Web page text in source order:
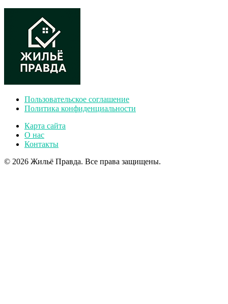
Пользовательское соглашение
Политика конфиденциальности
Карта сайта
О нас
Контакты
© 2026 Жильё Правда. Все права защищены.